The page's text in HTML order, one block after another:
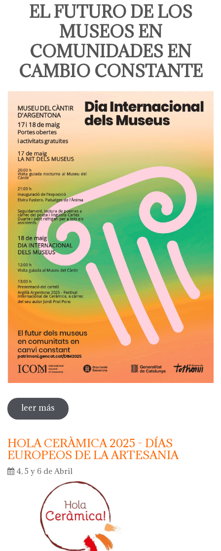
EL FUTURO DE LOS
MUSEOS EN
COMUNIDADES EN
CAMBIO CONSTANTE
leer más sobre dia internacional de los museos
2025
HOLA CERÀMICA 2025 - DÍAS
EUROPEOS DE LA ARTESANIA
4, 5 y 6 de Abril